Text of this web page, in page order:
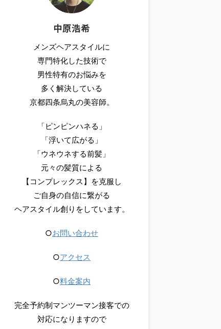
中原浩希
メンズヘアスタイルに
専門特化した技術で
男性特有のお悩みを
多く解決している
京都四条烏丸の美容師。
「ピンピンハネる」
「浮いて広がる」
「ウネウネする前髪」
元々の髪質による
【コンプレックス】を克服し
ご自身の自信に繋がる
ヘアスタイル創りをしています。
○お問い合わせ
○アクセス
○料金案内
完全予約制マンツーマン接客での
対応になりますので